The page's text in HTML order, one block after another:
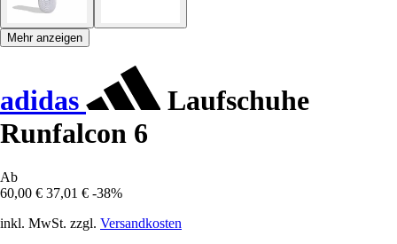
Mehr anzeigen
adidas
Laufschuhe
Runfalcon 6
Ab
60,00 € 37,01 € -38%
inkl. MwSt. zzgl. Versandkosten